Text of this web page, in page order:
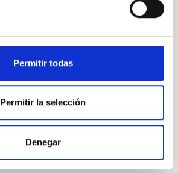
Permitir todas
Permitir la selección
Denegar
general
Investigación y Desarrollo